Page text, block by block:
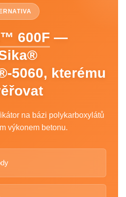
600F —
5060, kterému
na bázi polykarboxylátů
výkonem betonu.